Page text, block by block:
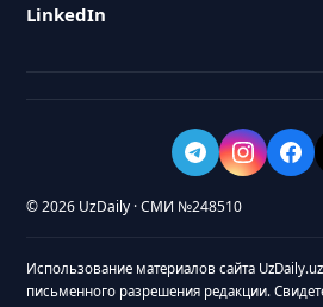
LinkedIn
© 2026 UzDaily · СМИ №248510
Использование материалов сайта
письменного разрешения редакции.